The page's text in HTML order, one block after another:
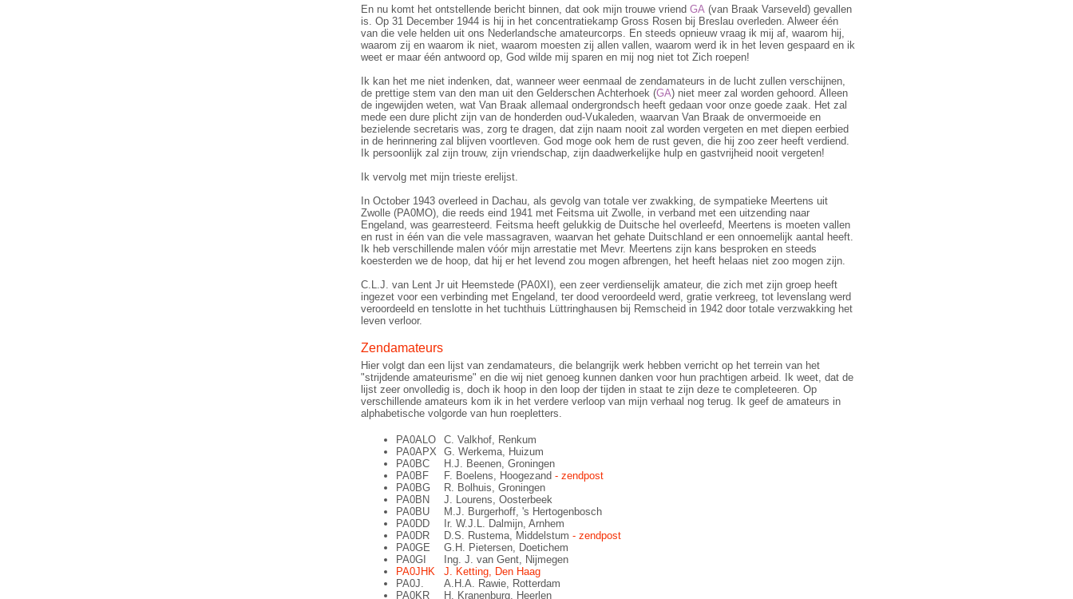
En nu komt het ontstellende bericht binnen, dat ook mijn trouwe vriend GA (van Braak Varseveld) gevallen
is. Op 31 December 1944 is hij in het concentratiekamp Gross Rosen bij Breslau over­leden. Alweer één
van die vele helden uit ons Nederlandsche amateurcorps. En steeds opnieuw vraag ik mij af, waarom hij,
waarom zij en waarom ik niet, waarom moesten zij allen vallen, waar­om werd ik in het leven gespaard en ik
weet er maar één antwoord op, God wilde mij sparen en mij nog niet tot Zich roepen!
Ik kan het me niet indenken, dat, wanneer weer eenmaal de zendamateurs in de lucht zullen ver­schijnen,
de prettige stem van den man uit den Gelderschen Achterhoek (GA) niet meer zal wor­den gehoord. Alleen
de ingewijden weten, wat Van Braak allemaal ondergrondsch heeft gedaan voor onze goede zaak. Het zal
mede een dure plicht zijn van de honderden oud-Vukaleden, waar­van Van Braak de onvermoeide en
bezielende secretaris was, zorg te dragen, dat zijn naam nooit zal worden vergeten en met diepen eerbied
in de herinnering zal blijven voortleven. God moge ook hem de rust geven, die hij zoo zeer heeft verdiend.
Ik persoonlijk zal zijn trouw, zijn vriendschap, zijn daadwerkelijke hulp en gastvrijheid nooit vergeten!
Ik vervolg met mijn trieste erelijst.
In October 1943 overleed in Dachau, als gevolg van totale ver zwakking, de sympatieke Meertens uit
Zwolle (PA0MO), die reeds eind 1941 met Feitsma uit Zwolle, in verband met een uitzending naar
Engeland, was gearresteerd. Feitsma heeft gelukkig de Duitsche hel overleefd, Meertens is moeten vallen
en rust in één van die vele massagraven, waarvan het gehate Duitschland er een onnoemelijk aantal heeft.
Ik heb verschillende malen vóór mijn arrestatie met Mevr. Meertens zijn kans besproken en steeds
koesterden we de hoop, dat hij er het levend zou mogen afbrengen, het heeft helaas niet zoo mogen zijn.
C.L.J. van Lent Jr uit Heemstede (PA0XI), een zeer verdienselijk amateur, die zich met zijn groep heeft
ingezet voor een verbinding met Engeland, ter dood veroordeeld werd, gratie verkreeg, tot levenslang werd
veroordeeld en tenslotte in het tuchthuis Lüttringhausen bij Remscheid in 1942 door totale verzwakking het
leven verloor.
Zendamateurs
Hier volgt dan een lijst van zendamateurs, die belangrijk werk hebben verricht op het terrein van het
"strijdende amateurisme" en die wij niet genoeg kunnen danken voor hun prachtigen arbeid. Ik weet, dat de
lijst zeer onvolledig is, doch ik hoop in den loop der tijden in staat te zijn deze te completeeren. Op
verschillende amateurs kom ik in het verdere verloop van mijn verhaal nog terug. Ik geef de amateurs in
alphabetische volgorde van hun roepletters.
PA0ALO
C. Valkhof, Renkum
PA0APX
G. Werkema, Huizum
PA0BC
H.J. Beenen, Groningen
PA0BF
F. Boelens, Hoogezand - zendpost
PA0BG
R. Bolhuis, Groningen
PA0BN
J. Lourens, Oosterbeek
PA0BU
M.J. Burgerhoff, 's Hertogenbosch
PA0DD
Ir. W.J.L. Dalmijn, Arnhem
PA0DR
D.S. Rustema, Middelstum - zendpost
PA0GE
G.H. Pietersen, Doetichem
PA0GI
Ing. J. van Gent, Nijmegen
PA0JHK
J. Ketting, Den Haag
PA0J.
A.H.A. Rawie, Rotterdam
PA0KR
H. Kranenburg, Heerlen